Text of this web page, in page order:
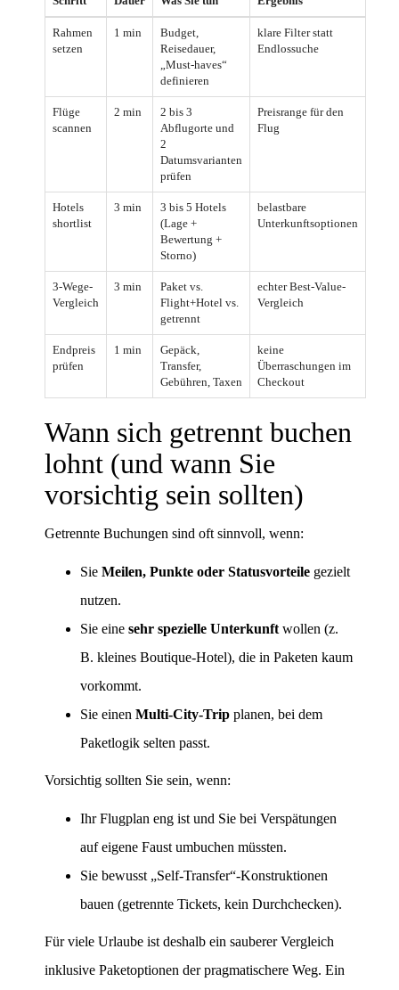
Rahmen
setzen
1 min
Budget,
Reisedauer,
„Must-haves“
definieren
klare Filter statt
Endlossuche
Flüge
scannen
2 min
2 bis 3
Abflugorte und
2
Datumsvarianten
prüfen
Preisrange für den
Flug
Hotels
shortlist
3 min
3 bis 5 Hotels
(Lage +
Bewertung +
Storno)
belastbare
Unterkunftsoptionen
3-Wege-
Vergleich
3 min
Paket vs.
Flight+Hotel vs.
getrennt
echter Best-Value-
Vergleich
Endpreis
prüfen
1 min
Gepäck,
Transfer,
Gebühren, Taxen
keine
Überraschungen im
Checkout
Wann sich getrennt buchen
lohnt (und wann Sie
vorsichtig sein sollten)
Getrennte Buchungen sind oft sinnvoll, wenn:
Sie Meilen, Punkte oder Statusvorteile gezielt
nutzen.
Sie eine sehr spezielle Unterkunft wollen (z.
B. kleines Boutique-Hotel), die in Paketen kaum
vorkommt.
Sie einen Multi-City-Trip planen, bei dem
Paketlogik selten passt.
Vorsichtig sollten Sie sein, wenn:
Ihr Flugplan eng ist und Sie bei Verspätungen
auf eigene Faust umbuchen müssten.
Sie bewusst „Self-Transfer“-Konstruktionen
bauen (getrennte Tickets, kein Durchchecken).
Für viele Urlaube ist deshalb ein sauberer Vergleich
inklusive Paketoptionen der pragmatischere Weg. Ein